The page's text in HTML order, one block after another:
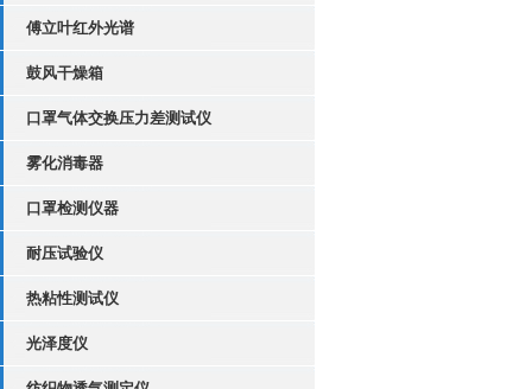
傅立叶红外光谱
鼓风干燥箱
口罩气体交换压力差测试仪
雾化消毒器
口罩检测仪器
耐压试验仪
热粘性测试仪
光泽度仪